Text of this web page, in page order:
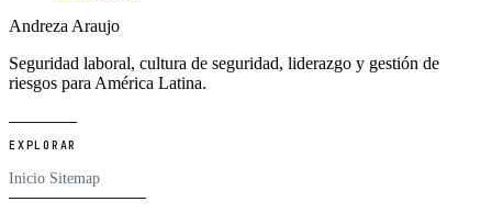
Andreza Araujo
Seguridad laboral, cultura de seguridad, liderazgo y gestión de
riesgos para América Latina.
EXPLORAR
Inicio Sitemap